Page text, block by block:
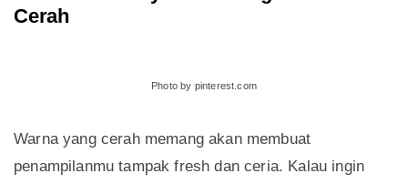
Cerah
Photo by pinterest.com
Warna yang cerah memang akan membuat
penampilanmu tampak fresh dan ceria. Kalau ingin